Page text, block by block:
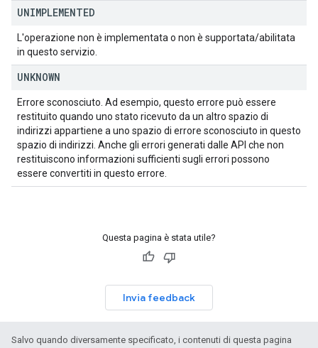
UNIMPLEMENTED
L'operazione non è implementata o non è supportata/abilitata
in questo servizio.
UNKNOWN
Errore sconosciuto. Ad esempio, questo errore può essere
restituito quando uno stato ricevuto da un altro spazio di
indirizzi appartiene a uno spazio di errore sconosciuto in questo
spazio di indirizzi. Anche gli errori generati dalle API che non
restituiscono informazioni sufficienti sugli errori possono
essere convertiti in questo errore.
Questa pagina è stata utile?
Invia feedback
Salvo quando diversamente specificato, i contenuti di questa pagina